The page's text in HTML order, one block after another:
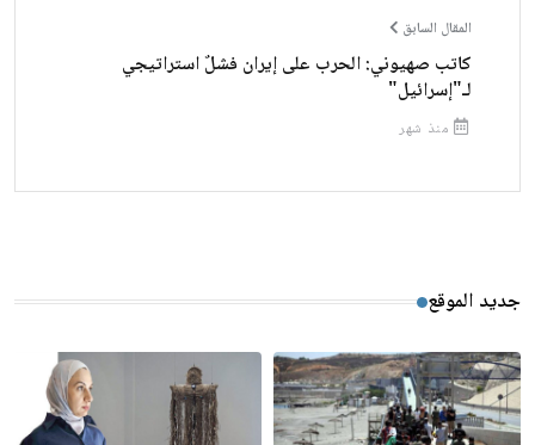
المقال السابق
كاتب صهيوني: الحرب على إيران فشلٌ استراتيجي
لـ"إسرائيل"
منذ شهر
جديد الموقع